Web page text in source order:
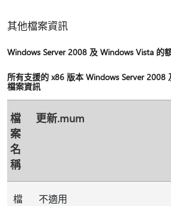
其他檔案資訊
Windows Server 2008 及 Windows Vista 的
所有支援的 x86 版本 Windows Server 2008
檔案資訊
檔
案
名
稱
更新.mum
檔
不適用